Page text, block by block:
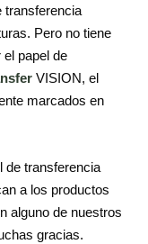
transferencia
Pero no tiene
papel de
VISION, el
marcados en
de transferencia
a los productos
alguno de nuestros
gracias.